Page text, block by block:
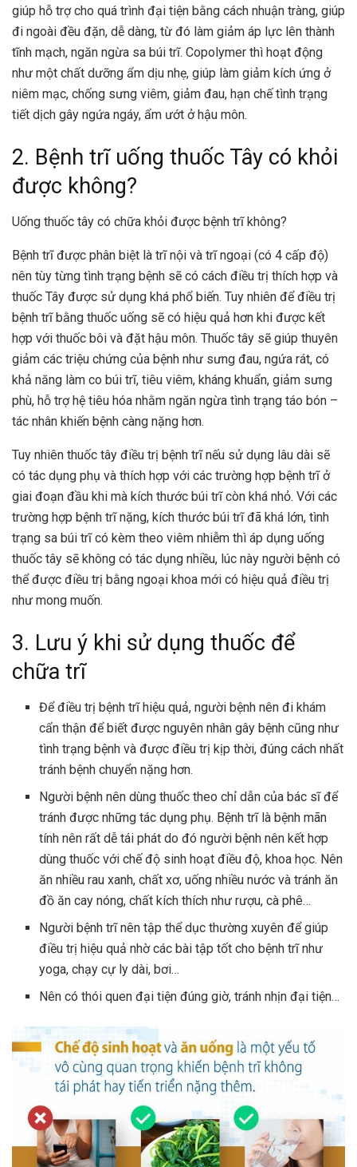
giúp hỗ trợ cho quá trình đại tiện bằng cách nhuận tràng, giúp
đi ngoài đều đặn, dễ dàng, từ đó làm giảm áp lực lên thành
tĩnh mạch, ngăn ngừa sa búi trĩ. Copolymer thì hoạt động
như một chất dưỡng ẩm dịu nhẹ, giúp làm giảm kích ứng ở
niêm mạc, chống sưng viêm, giảm đau, hạn chế tình trạng
tiết dịch gây ngứa ngáy, ẩm ướt ở hậu môn.
2. Bệnh trĩ uống thuốc Tây có khỏi
được không?
Uống thuốc tây có chữa khỏi được bệnh trĩ không?
Bệnh trĩ được phân biệt là trĩ nội và trĩ ngoại (có 4 cấp độ)
nên tùy từng tình trạng bệnh sẽ có cách điều trị thích hợp và
thuốc Tây được sử dụng khá phổ biến. Tuy nhiên để điều trị
bệnh trĩ bằng thuốc uống sẽ có hiệu quả hơn khi được kết
hợp với thuốc bôi và đặt hậu môn. Thuốc tây sẽ giúp thuyên
giảm các triệu chứng của bệnh như sưng đau, ngứa rát, có
khả năng làm co búi trĩ, tiêu viêm, kháng khuẩn, giảm sưng
phù, hỗ trợ hệ tiêu hóa nhằm ngăn ngừa tình trạng táo bón –
tác nhân khiến bệnh càng nặng hơn.
Tuy nhiên thuốc tây điều trị bệnh trĩ nếu sử dụng lâu dài sẽ
có tác dụng phụ và thích hợp với các trường hợp bệnh trĩ ở
giai đoạn đầu khi mà kích thước búi trĩ còn khá nhỏ. Với các
trường hợp bệnh trĩ nặng, kích thước búi trĩ đã khá lớn, tình
trạng sa búi trĩ có kèm theo viêm nhiễm thì áp dụng uống
thuốc tây sẽ không có tác dụng nhiều, lúc này người bệnh có
thể được điều trị bằng ngoại khoa mới có hiệu quả điều trị
như mong muốn.
3. Lưu ý khi sử dụng thuốc để
chữa trĩ
Để điều trị bệnh trĩ hiệu quả, người bệnh nên đi khám
cẩn thận để biết được nguyên nhân gây bệnh cũng như
tình trạng bệnh và được điều trị kịp thời, đúng cách nhất
tránh bệnh chuyển nặng hơn.
Người bệnh nên dùng thuốc theo chỉ dẫn của bác sĩ để
tránh được những tác dụng phụ. Bệnh trĩ là bệnh mãn
tính nên rất dễ tái phát do đó người bệnh nên kết hợp
dùng thuốc với chế độ sinh hoạt điều độ, khoa học. Nên
ăn nhiều rau xanh, chất xơ, uống nhiều nước và tránh ăn
đồ ăn cay nóng, chất kích thích như rượu, cà phê…
Người bệnh trĩ nên tập thể dục thường xuyên để giúp
điều trị hiệu quả nhờ các bài tập tốt cho bệnh trĩ như
yoga, chạy cự ly dài, bơi…
Nên có thói quen đại tiện đúng giờ, tránh nhịn đại tiện…